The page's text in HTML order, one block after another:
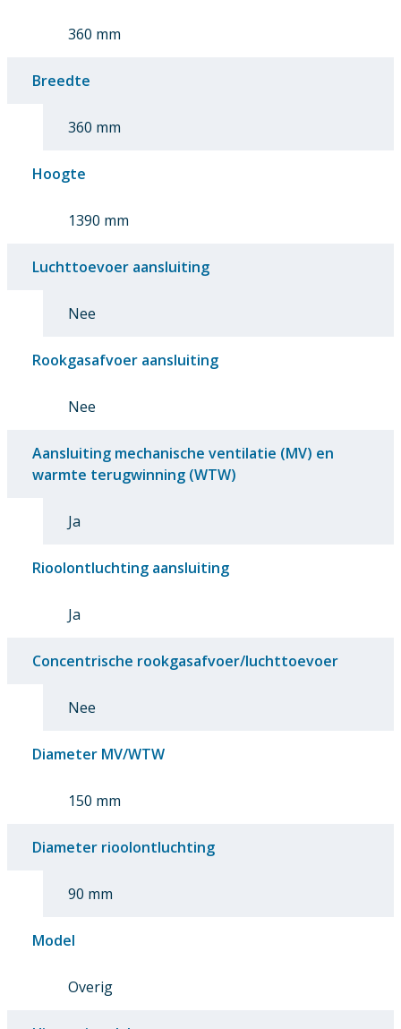
360 mm
Breedte
360 mm
Hoogte
1390 mm
Luchttoevoer aansluiting
Nee
Rookgasafvoer aansluiting
Nee
Aansluiting mechanische ventilatie (MV) en
warmte terugwinning (WTW)
Ja
Rioolontluchting aansluiting
Ja
Concentrische rookgasafvoer/luchttoevoer
Nee
Diameter MV/WTW
150 mm
Diameter rioolontluchting
90 mm
Model
Overig